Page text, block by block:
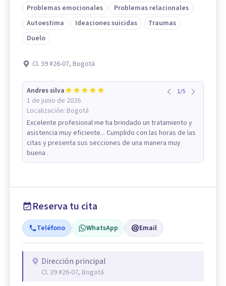
Problemas emocionales
Problemas relacionales
Autoestima
Ideaciones suicidas
Traumas
Duelo
Cl. 39 #26-07, Bogotá
Andres silva
1 de junio de 2026
Localización: Bogotá
1/5
Excelente profesional me ha brindado un tratamiento y
asistencia muy eficiente... Cumplido con las horas de las
citas y presenta sus secciones de una manera muy
buena .
Reserva tu cita
Teléfono WhatsApp Email
Dirección principal
Cl. 39 #26-07, Bogotá